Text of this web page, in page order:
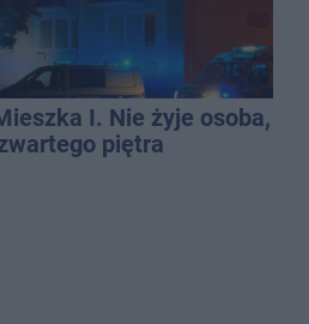
I. Nie żyje osoba,
piętra